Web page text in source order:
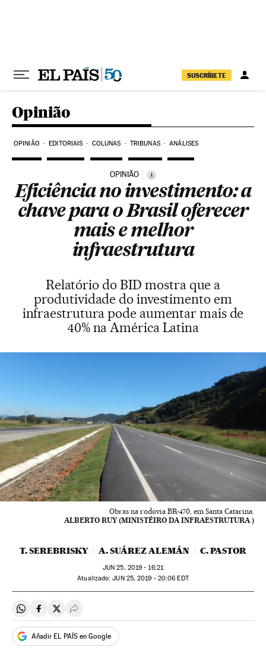
SUSCRÍBETE
Opinião
OPINIÃO EDITORIAIS COLUNAS TRIBUNAS ANÁLISES
OPINIÃO i
Eficiência no investimento: a
chave para o Brasil oferecer
mais e melhor
infraestrutura
Relatório do BID mostra que a
produtividade do investimento em
infraestrutura pode aumentar mais de
40% na América Latina
Obras na rodovia BR-470, em Santa Catarina.
ALBERTO RUY (MINISTÉIRO DA INFRAESTRUTURA )
T. SEREBRISKY A. SUÁREZ ALEMÁN C. PASTOR
JUN 25, 2019 - 16:21
atualizado: JUN 25, 2019 - 20:06 EDT
Compartir en Whatsapp
Compartir en Facebook
Compartir en Twitter
Desplegar Redes Sociales
Añadir EL PAÍS en Google